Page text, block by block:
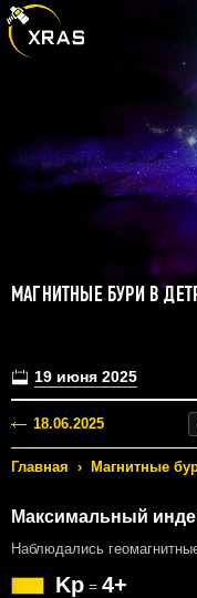
МАГНИТНЫЕ БУРИ В
19 июня 2025
18.06.2025
Главная › Магнитные
Максимальный
Наблюдались
Kp = 4+